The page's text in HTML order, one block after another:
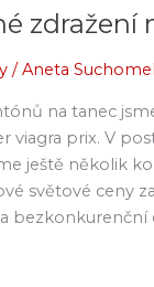
zdražení
/Aneta
na tanec
viagra prix. V
ještě několik
světové ceny
bezkonkurenční